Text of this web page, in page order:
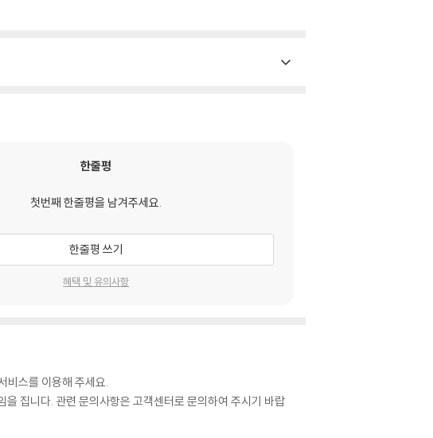
한줄평
첫번째 한줄평을 남겨주세요.
한줄평 쓰기
혜택 및 유의사항
비스를 이용해 주세요.
집니다. 관련 문의사항은 고객센터로 문의하여 주시기 바랍